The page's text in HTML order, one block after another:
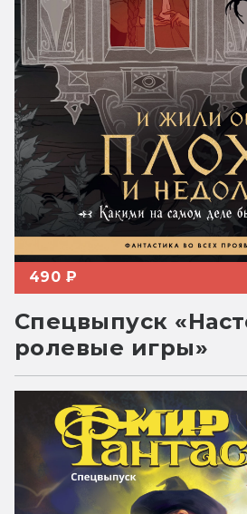
490 ₽
Спецвыпуск
ролевые игры»